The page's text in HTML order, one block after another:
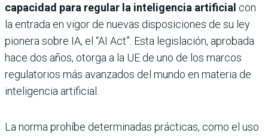
capacidad para regular la inteligencia artificial con
la entrada en vigor de nuevas disposiciones de su ley
pionera sobre IA, el “AI Act”. Esta legislación, aprobada
hace dos años, otorga a la UE de uno de los marcos
regulatorios más avanzados del mundo en materia de
inteligencia artificial.
La norma prohíbe determinadas prácticas, como el uso